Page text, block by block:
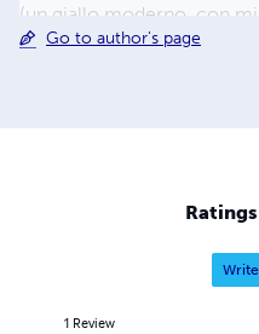
(un giallo moderno, con
una scoperta
Go to author's page
1 Review